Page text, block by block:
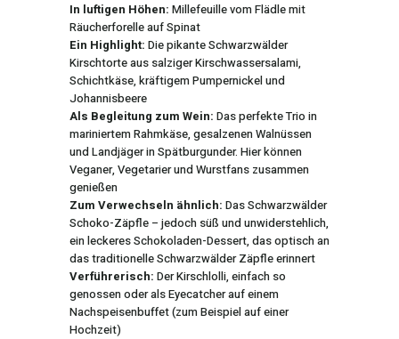
In luftigen Höhen: Millefeuille vom Flädle mit
Räucherforelle auf Spinat
Ein Highlight: Die pikante Schwarzwälder
Kirschtorte aus salziger Kirschwassersalami,
Schichtkäse, kräftigem Pumpernickel und
Johannisbeere
Als Begleitung zum Wein: Das perfekte Trio in
mariniertem Rahmkäse, gesalzenen Walnüssen
und Landjäger in Spätburgunder. Hier können
Veganer, Vegetarier und Wurstfans zusammen
genießen
Zum Verwechseln ähnlich: Das Schwarzwälder
Schoko-Zäpfle – jedoch süß und unwiderstehlich,
ein leckeres Schokoladen-Dessert, das optisch an
das traditionelle Schwarzwälder Zäpfle erinnert
Verführerisch: Der Kirschlolli, einfach so
genossen oder als Eyecatcher auf einem
Nachspeisenbuffet (zum Beispiel auf einer
Hochzeit)